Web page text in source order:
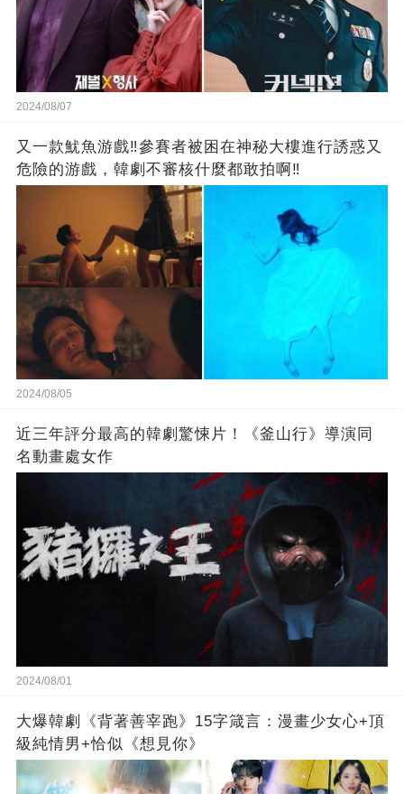
2024/08/07
又一款魷魚游戲‼️參賽者被困在神秘大樓進行誘惑又
危險的游戲，韓劇不審核什麼都敢拍啊‼️
2024/08/05
近三年評分最高的韓劇驚悚片！《釜山行》導演同
名動畫處女作
2024/08/01
大爆韓劇《背著善宰跑》15字箴言：漫畫少女心+頂
級純情男+恰似《想見你》